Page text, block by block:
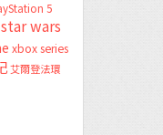
5
star wars
xbox series
艾爾登法環